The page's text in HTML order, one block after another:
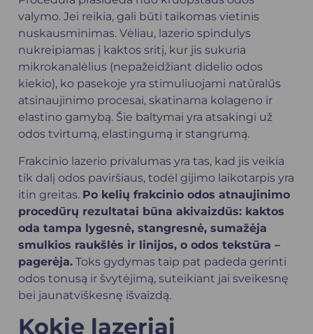
valymo. Jei reikia, gali būti taikomas vietinis
nuskausminimas. Vėliau, lazerio spindulys
nukreipiamas į kaktos sritį, kur jis sukuria
mikrokanalėlius (nepažeidžiant didelio odos
kiekio), ko pasekoje yra stimuliuojami natūralūs
atsinaujinimo procesai, skatinama kolageno ir
elastino gamybą. Šie baltymai yra atsakingi už
odos tvirtumą, elastingumą ir stangrumą.
Frakcinio lazerio privalumas yra tas, kad jis veikia
tik dalį odos paviršiaus, todėl gijimo laikotarpis yra
itin greitas. Po kelių frakcinio odos atnaujinimo
procedūrų rezultatai būna akivaizdūs: kaktos
oda tampa lygesnė, stangresnė, sumažėja
smulkios raukšlės ir linijos, o odos tekstūra –
pagerėja. Toks gydymas taip pat padeda gerinti
odos tonusą ir švytėjimą, suteikiant jai sveikesnę
bei jaunatviškesnę išvaizdą.
Kokie lazeriai